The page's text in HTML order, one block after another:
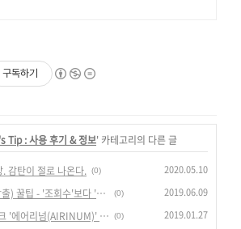
구독하기
Tip : 사용 후기 & 정보' 카테고리의 다른 글
감탄이 절로 나온다. (0) 2020.05.10
→ 유튜브 돈벌기(수익창출) 꿀팁 - '조회수'보다 '시청시간'이 중요하다 (0) 2019.06.09
프리미엄 미세먼지 마스크 '에어리넘(AIRINUM)' 리뷰 - 8만원짜리 마스크의 위엄. (0) 2019.01.27